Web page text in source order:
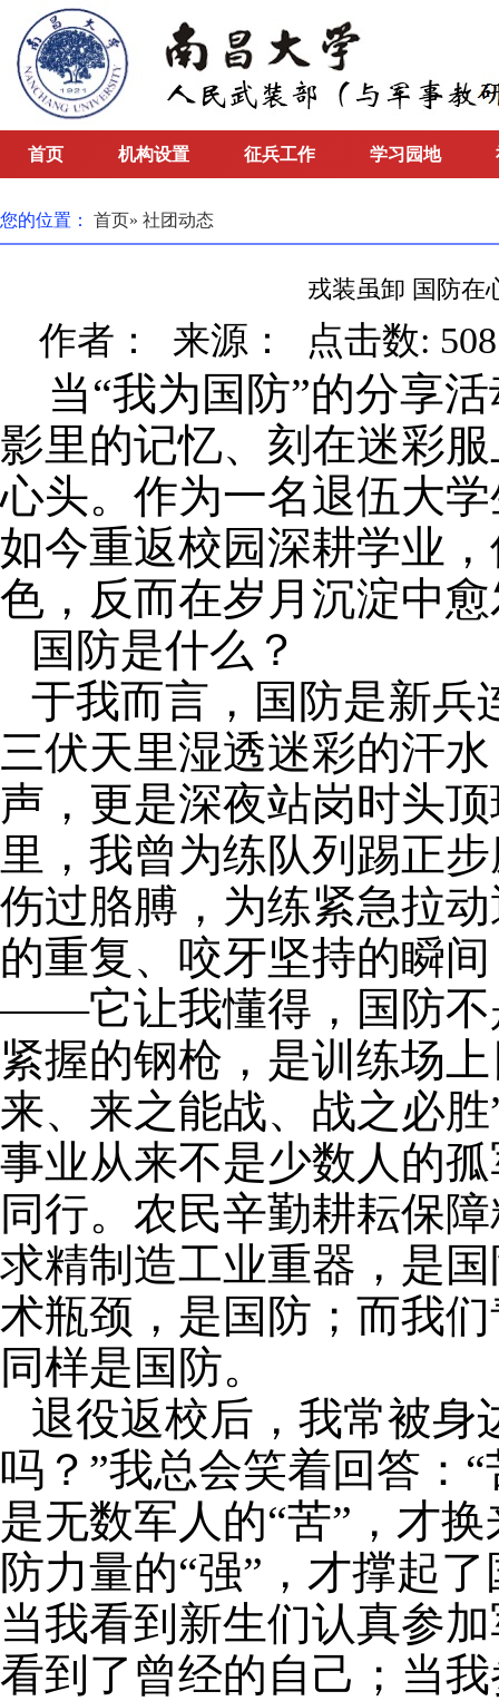
首页 机构设置 征兵工作 学习园地
您的位置： 首页» 社团动态
戎装虽卸 国防
作者： 来源： 点击数:
当“我为国防”的分享
影里的记忆、刻在迷彩
心头。作为一名退伍大
如今重返校园深耕学业
色，反而在岁月沉淀中
国防是什么？
于我而言，国防是新兵
三伏天里湿透迷彩的汗
声，更是深夜站岗时头
里，我曾为练队列踢正
伤过胳膊，为练紧急拉
的重复、咬牙坚持的瞬
——它让我懂得，国防不
紧握的钢枪，是训练场
来、来之能战、战之必
事业从来不是少数人的
同行。农民辛勤耕耘保
求精制造工业重器，是
术瓶颈，是国防；而我
同样是国防。
退役返校后，我常被身
吗？”我总会笑着回答：
是无数军人的“苦”，才
防力量的“强”，才撑起
当我看到新生们认真参
看到了曾经的自己；当